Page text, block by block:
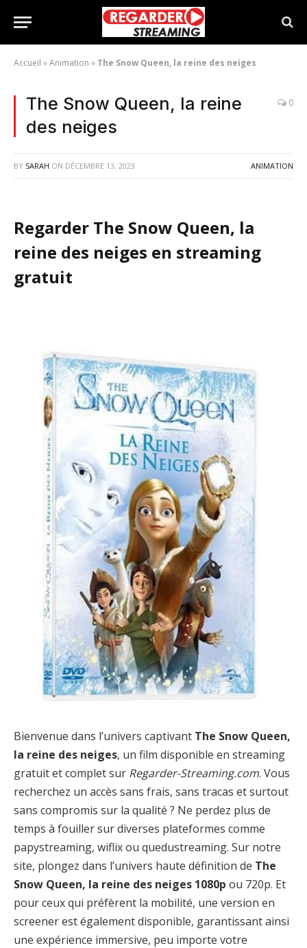
Accueil »Animation » The Snow Queen, la reine des neiges
The Snow Queen, la reine
des neiges
0
BY SARAH ON DÉCEMBRE 13, 2023 ANIMATION
Regarder The Snow Queen, la
reine des neiges en streaming
gratuit
Bienvenue dans l’univers captivant The Snow Queen,
la reine des neiges, un film disponible en streaming
gratuit et complet sur Regarder-Streaming.com. Vous
recherchez un accès sans frais, sans tracas et surtout
sans compromis sur la qualité ? Ne perdez plus de
temps à fouiller sur diverses plateformes comme
papystreaming, wiflix ou quedustreaming. Sur notre
site, plongez dans l’univers haute définition de The
Snow Queen, la reine des neiges 1080p ou 720p. Et
pour ceux qui préfèrent la mobilité, une version en
screener est également disponible, garantissant ainsi
une expérience immersive, peu importe votre